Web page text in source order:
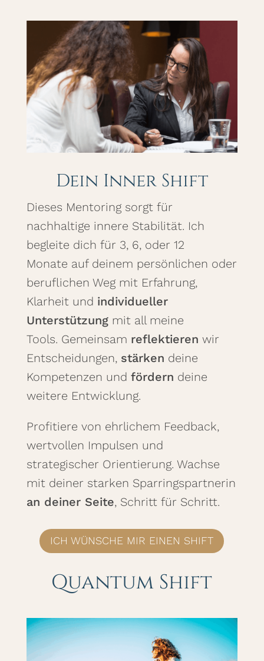
Dein Inner Shift
Dieses Mentoring sorgt für
nachhaltige innere Stabilität. Ich
begleite dich für 3, 6, oder 12
Monate auf deinem persönlichen oder
beruflichen Weg mit Erfahrung,
Klarheit und individueller
Unterstützungmit all meine
Tools. Gemeinsam reflektieren wir
Entscheidungen, stärken deine
Kompetenzen und fördern deine
weitere Entwicklung.
Profitiere von ehrlichem Feedback,
wertvollen Impulsen und
strategischer Orientierung. Wachse
mit deiner starken Sparringspartnerin
an deiner Seite, Schritt für Schritt.
ICH WÜNSCHE MIR EINEN SHIFT
Quantum Shift